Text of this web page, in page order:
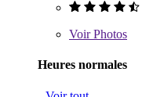
VoirPhotos
Heures normales